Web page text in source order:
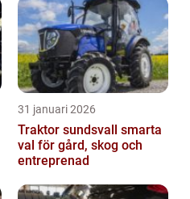
31 januari 2026
Traktor sundsvall smarta
val för gård, skog och
entreprenad